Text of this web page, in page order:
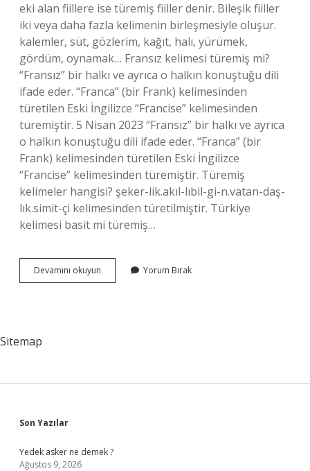
eki alan fiillere ise türemiş fiiller denir. Bileşik fiiller
iki veya daha fazla kelimenin birleşmesiyle oluşur.
kalemler, süt, gözlerim, kağıt, halı, yürümek,
gördüm, oynamak… Fransız kelimesi türemiş mi?
“Fransız” bir halkı ve ayrıca o halkın konuştuğu dili
ifade eder. “Franca” (bir Frank) kelimesinden
türetilen Eski İngilizce “Francise” kelimesinden
türemiştir. 5 Nisan 2023 “Fransız” bir halkı ve ayrıca
o halkın konuştuğu dili ifade eder. “Franca” (bir
Frank) kelimesinden türetilen Eski İngilizce
“Francise” kelimesinden türemiştir. Türemiş
kelimeler hangisi? şeker-lik.akıl-lıbil-gi-n.vatan-daş-
lık.simit-çi kelimesinden türetilmiştir. Türkiye
kelimesi basit mi türemiş…
Devamını okuyun Ispanyolca
Türemiş
Yorum Bırak
Sitemap
Sidebar
Son Yazılar
Yedek asker ne demek ?
Ağustos 9, 2026